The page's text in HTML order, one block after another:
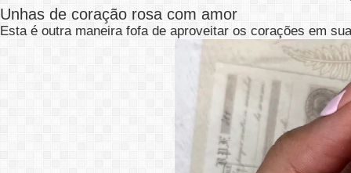
Unhas de coração rosa com amor
Esta é outra maneira fofa de aproveitar os corações em